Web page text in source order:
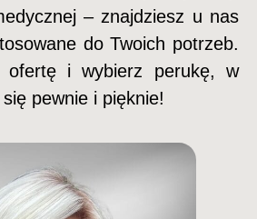
– znajdziesz u nas
do Twoich potrzeb.
ofertę i wybierz perukę, w
pewnie i pięknie!